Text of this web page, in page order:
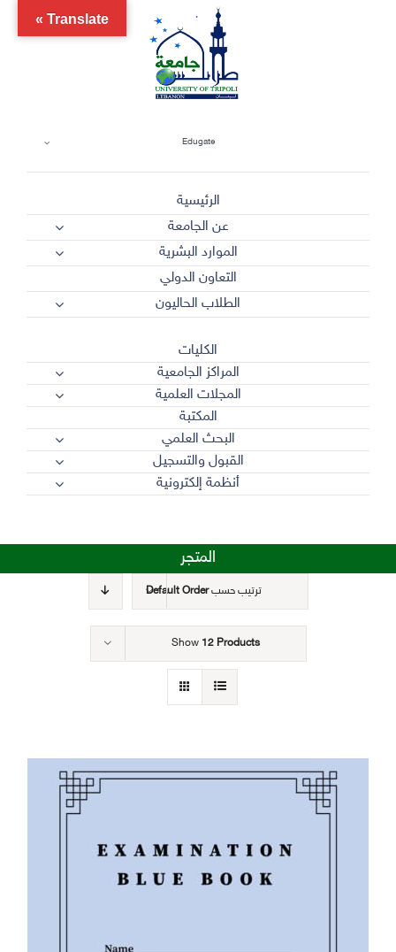
Edugate
الرئيسية
عن الجامعة
الموارد البشرية
التعاون الدولي
الطلاب الحاليون
الكليات
المراكز الجامعية
المجلات العلمية
المكتبة
البحث العلمي
القبول والتسجيل
أنظمة إلكترونية
المتجر
ترتيب حسبDefault Order
Show 12 Products
Translate »